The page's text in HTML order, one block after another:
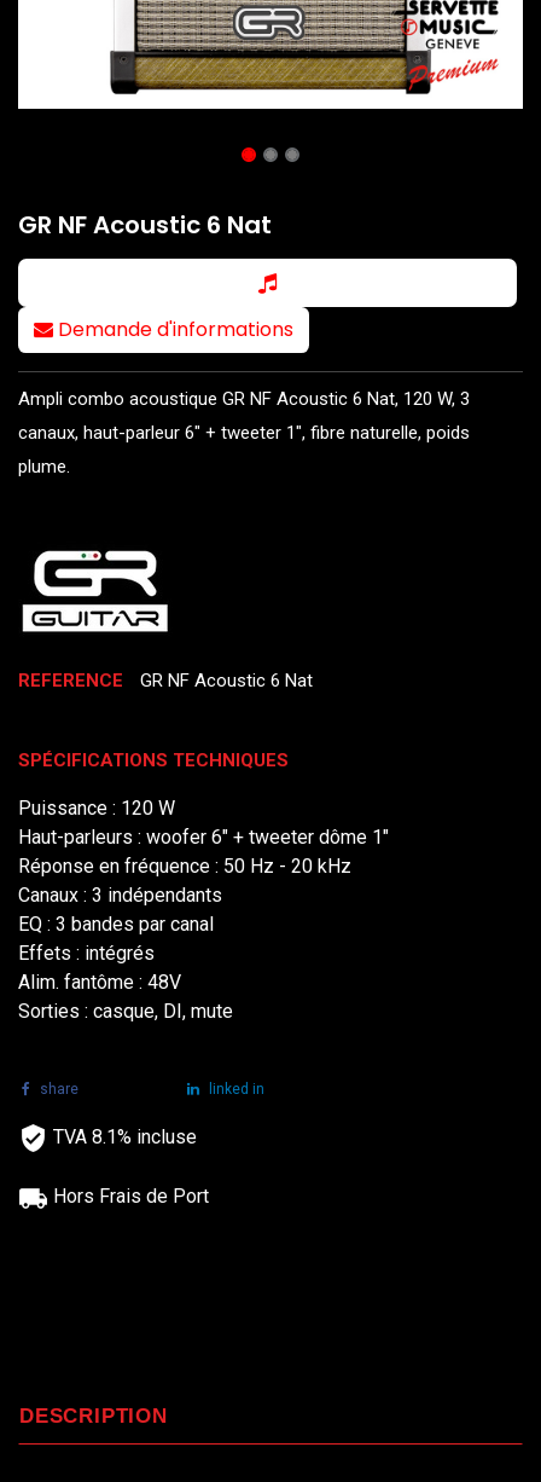
GR NF Acoustic 6 Nat
Demande d'informations
Ampli combo acoustique GR NF Acoustic 6 Nat, 120 W, 3
canaux, haut-parleur 6" + tweeter 1", fibre naturelle, poids
plume.
REFERENCE GR NF Acoustic 6 Nat
SPÉCIFICATIONS TECHNIQUES
Puissance : 120 W
Haut-parleurs : woofer 6" + tweeter dôme 1"
Réponse en fréquence : 50 Hz - 20 kHz
Canaux : 3 indépendants
EQ : 3 bandes par canal
Effets : intégrés
Alim. fantôme : 48V
Sorties : casque, DI, mute
share linked in
TVA 8.1% incluse
Hors Frais de Port
DESCRIPTION